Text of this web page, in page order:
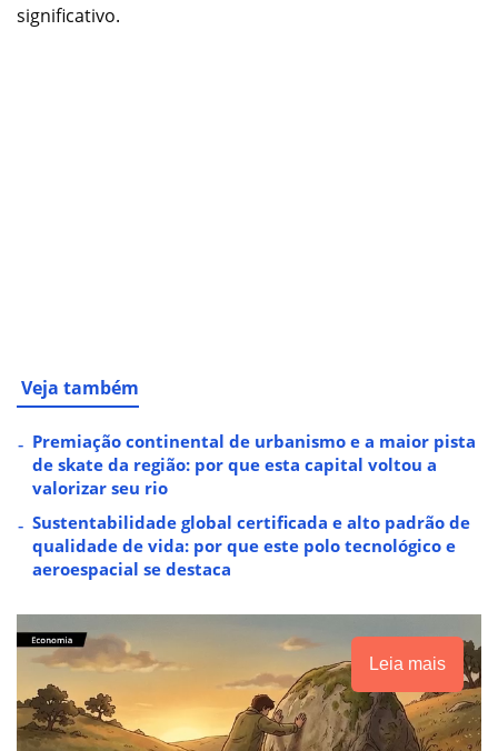
significativo.
Veja também
Premiação continental de urbanismo e a maior pista
de skate da região: por que esta capital voltou a
valorizar seu rio
Sustentabilidade global certificada e alto padrão de
qualidade de vida: por que este polo tecnológico e
aeroespacial se destaca
Leia mais